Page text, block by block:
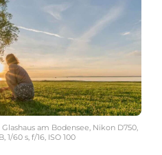
am Bodensee, Nikon D750,
1/60 s, f/16, ISO 100